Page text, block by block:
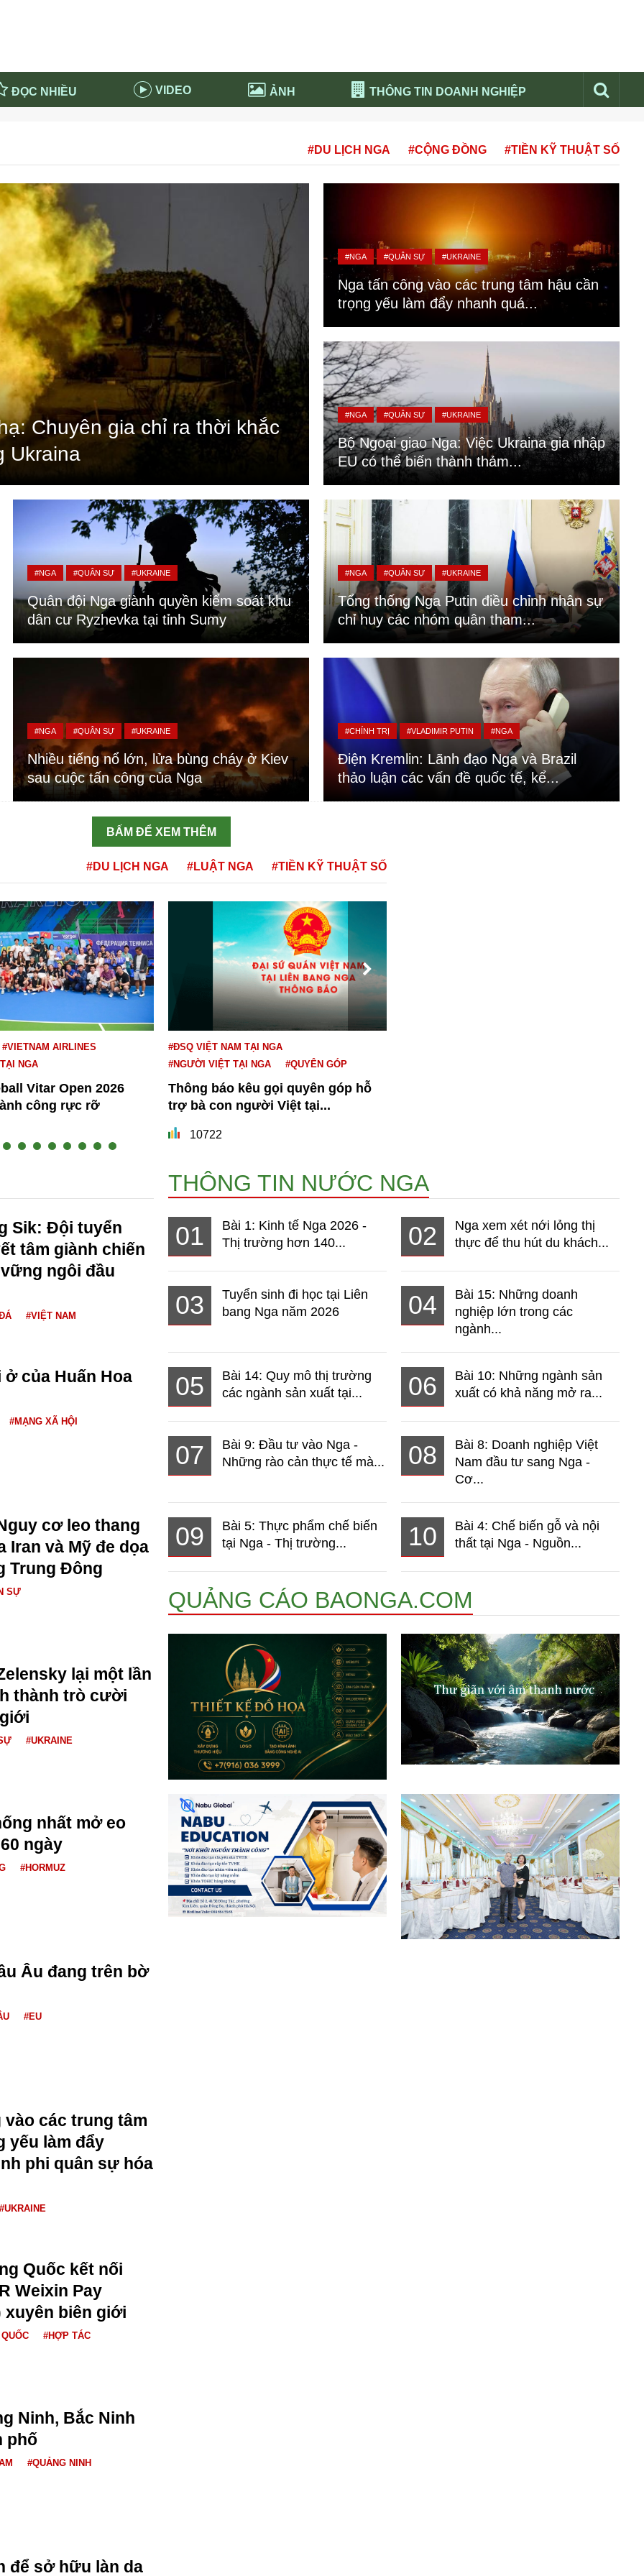
ĐỌC NHIỀU VIDEO ẢNH THÔNG TIN DOANH NGHIỆP
Nổi bật báo nga
nước Nga
- Việt Nam
#DU LỊCH NGA #CỘNG ĐỒNG #TIỀN KỸ THUẬT SỐ
Chuyên gia chỉ ra thời khắc
Ukraina
#NGA #QUÂN SỰ #UKRAINE
Nga tấn công vào các trung tâm hậu cần
trọng yếu làm đẩy nhanh quá...
#NGA #QUÂN SỰ #UKRAINE
Bộ Ngoại giao Nga: Việc Ukraina gia nhập
EU có thể biến thành thảm...
#NGA #QUÂN SỰ #UKRAINE
Quân đội Nga giành quyền kiểm soát khu
dân cư Ryzhevka tại tỉnh Sumy
#NGA #QUÂN SỰ #UKRAINE
Tổng thống Nga Putin điều chỉnh nhân sự
chỉ huy các nhóm quân tham...
#NGA #QUÂN SỰ #UKRAINE
Nhiều tiếng nổ lớn, lửa bùng cháy ở Kiev
sau cuộc tấn công của Nga
#CHÍNH TRỊ #VLADIMIR PUTIN #NGA
Điện Kremlin: Lãnh đạo Nga và Brazil
thảo luận các vấn đề quốc tế, kể...
BẤM ĐỂ XEM THÊM
#DU LỊCH NGA #LUẬT NGA #TIỀN KỸ THUẬT SỐ
#VIETNAM AIRLINES
NGA
Vitar Open 2026
công rực rỡ
#ĐSQ VIỆT NAM TẠI NGA
#NGƯỜI VIỆT TẠI NGA
#QUYÊN GÓP
Thông báo kêu gọi quyên góp hỗ
trợ bà con người Việt tại...
10722
Sik: Đội tuyển
tâm giành chiến
ngôi đầu
#VIỆT NAM
của Huấn Hoa
#MẠNG XÃ HỘI
cơ leo thang
Iran và Mỹ đe dọa
Trung Đông
SỰ
lại một lần
thành trò cười
#UKRAINE
nhất mở eo
ngày
#HORMUZ
Âu đang trên bờ
#EU
vào các trung tâm
yếu làm đẩy
phi quân sự hóa
#UKRAINE
Quốc kết nối
Weixin Pay
xuyên biên giới
#HỢP TÁC
Ninh, Bắc Ninh
phố
#QUẢNG NINH
để sở hữu làn da
THÔNG TIN NƯỚC NGA
01
Bài 1: Kinh tế Nga 2026 -
Thị trường hơn 140...
02
Nga xem xét nới lỏng thị
thực để thu hút du khách...
03
Tuyển sinh đi học tại Liên
bang Nga năm 2026
04
Bài 15: Những doanh
nghiệp lớn trong các
ngành...
05
Bài 14: Quy mô thị trường
các ngành sản xuất tại...
06
Bài 10: Những ngành sản
xuất có khả năng mở ra...
07
Bài 9: Đầu tư vào Nga -
Những rào cản thực tế mà...
08
Bài 8: Doanh nghiệp Việt
Nam đầu tư sang Nga -
Cơ...
09
Bài 5: Thực phẩm chế biến
tại Nga - Thị trường...
10
Bài 4: Chế biến gỗ và nội
thất tại Nga - Nguồn...
QUẢNG CÁO BAONGA.COM